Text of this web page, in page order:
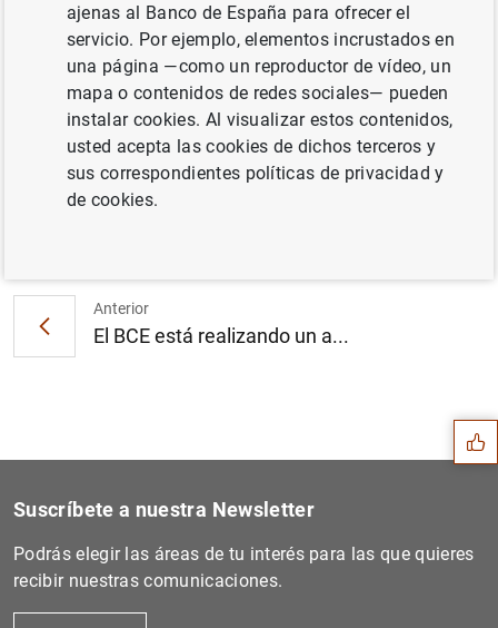
El BCE reinstaura la exención relativa a la
admisión de la deuda griega como activo de
garantía en las operaciones de política
monetaria del Eurosistema (273KB )
Anterior
El BCE está realizando un a...
Sugerencias
Suscríbete a nuestra Newsletter
Podrás elegir las áreas de tu interés para las que quieres
recibir nuestras comunicaciones.
ajenas al Banco de España para ofrecer el
servicio. Por ejemplo, elementos incrustados en
una página —como un reproductor de vídeo, un
mapa o contenidos de redes sociales— pueden
instalar cookies. Al visualizar estos contenidos,
usted acepta las cookies de dichos terceros y
sus correspondientes políticas de privacidad y
de cookies.